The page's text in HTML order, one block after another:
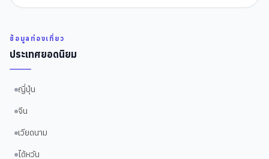
ข้อมูลท่องเที่ยว
ประเทศยอดนิยม
ญี่ปุ่น
จีน
เวียดนาม
ไต้หวัน